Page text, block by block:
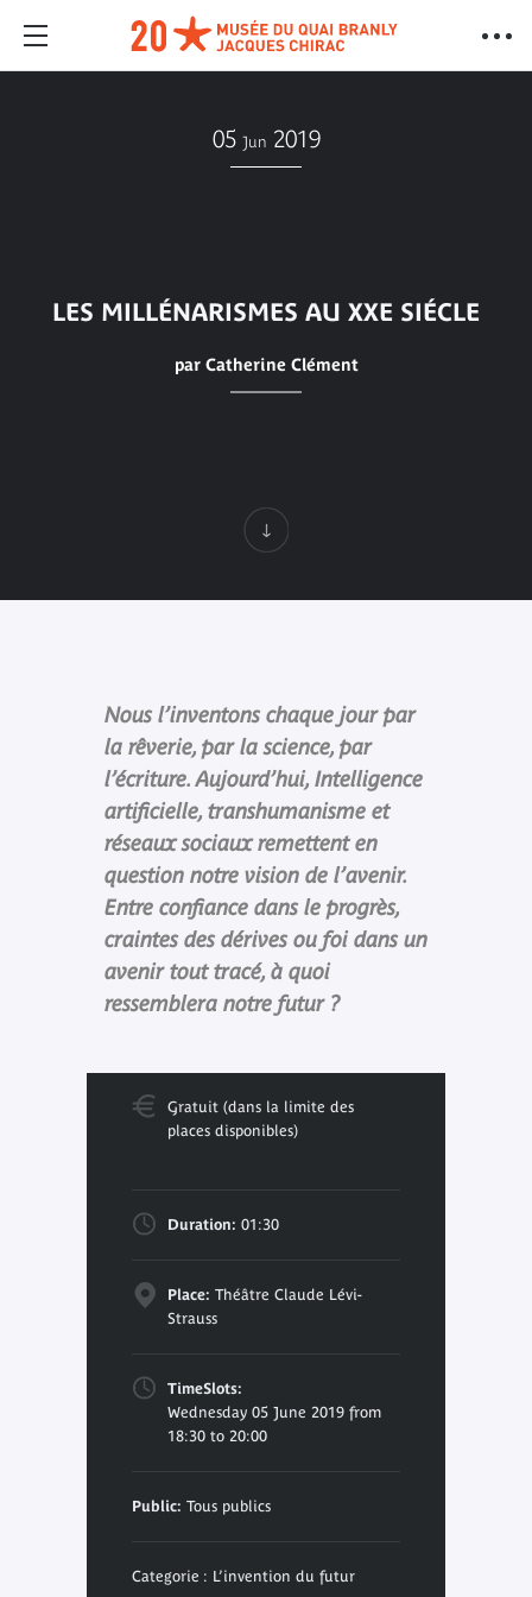
05 Jun 2019
LES MILLÉNARISMES AU XXE SIÉCLE
par Catherine Clément
Nous l’inventons chaque jour par
la rêverie, par la science, par
l’écriture. Aujourd’hui, Intelligence
artificielle, transhumanisme et
réseaux sociaux remettent en
question notre vision de l’avenir.
Entre confiance dans le progrès,
craintes des dérives ou foi dans un
avenir tout tracé, à quoi
ressemblera notre futur ?
Gratuit (dans la limite des
places disponibles)
Duration: 01:30
Place: Théâtre Claude Lévi-
Strauss
TimeSlots:
Wednesday 05 June 2019 from
18:30 to 20:00
Public: Tous publics
Categorie : L’invention du futur